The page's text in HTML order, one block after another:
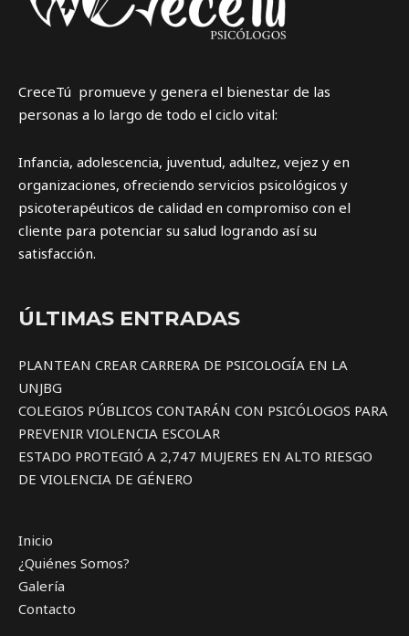
CreceTú promueve y genera el bienestar de las
personas a lo largo de todo el ciclo vital:
Infancia, adolescencia, juventud, adultez, vejez y en
organizaciones, ofreciendo servicios psicológicos y
psicoterapéuticos de calidad en compromiso con el
cliente para potenciar su salud logrando así su
satisfacción.
ÚLTIMAS ENTRADAS
PLANTEAN CREAR CARRERA DE PSICOLOGÍA EN LA
UNJBG
COLEGIOS PÚBLICOS CONTARÁN CON PSICÓLOGOS PARA
PREVENIR VIOLENCIA ESCOLAR
ESTADO PROTEGIÓ A 2,747 MUJERES EN ALTO RIESGO
DE VIOLENCIA DE GÉNERO
Inicio
¿Quiénes Somos?
Galería
Contacto